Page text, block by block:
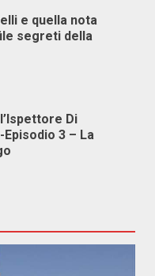
e quella nota
segreti della
Di
Episodio 3 – La